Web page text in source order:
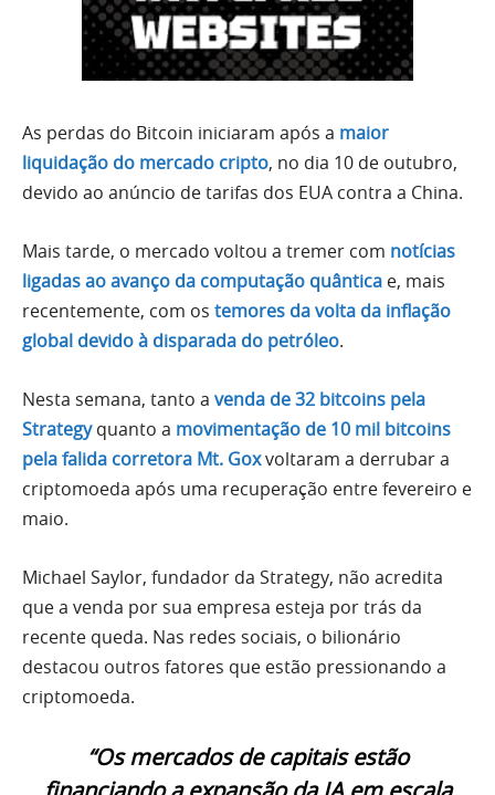
As perdas do Bitcoin iniciaram após a maior
liquidação do mercado cripto, no dia 10 de outubro,
devido ao anúncio de tarifas dos EUA contra a China.
Mais tarde, o mercado voltou a tremer com notícias
ligadas ao avanço da computação quântica e, mais
recentemente, com os temores da volta da inflação
global devido à disparada do petróleo.
Nesta semana, tanto a venda de 32 bitcoins pela
Strategyquanto a movimentação de 10 mil bitcoins
pela falida corretora Mt. Goxvoltaram a derrubar a
criptomoeda após uma recuperação entre fevereiro e
maio.
Michael Saylor, fundador da Strategy, não acredita
que a venda por sua empresa esteja por trás da
recente queda. Nas redes sociais, o bilionário
destacou outros fatores que estão pressionando a
criptomoeda.
“Os mercados de capitais estão